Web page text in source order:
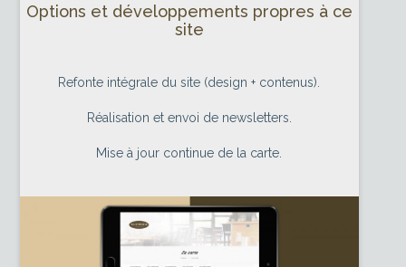
Options et développements propres à ce
site
Refonte intégrale du site (design + contenus).
Réalisation et envoi de newsletters.
Mise à jour continue de la carte.